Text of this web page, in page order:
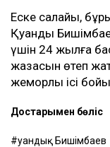
Еске салайық,
Қуандық
үшін 24 жылға
жазасын өтеп
жемқорлық ісі
Достарыңмен бөліс
Қуандық Бишімбаев